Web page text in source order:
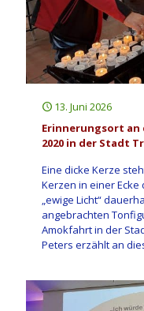
13. Juni 2026
Erinnerungsort
2020 in der Stadt
Eine dicke Kerze
Kerzen in einer Ecke
„ewige Licht“
angebrachten
Amokfahrt in der
Peters erzählt an